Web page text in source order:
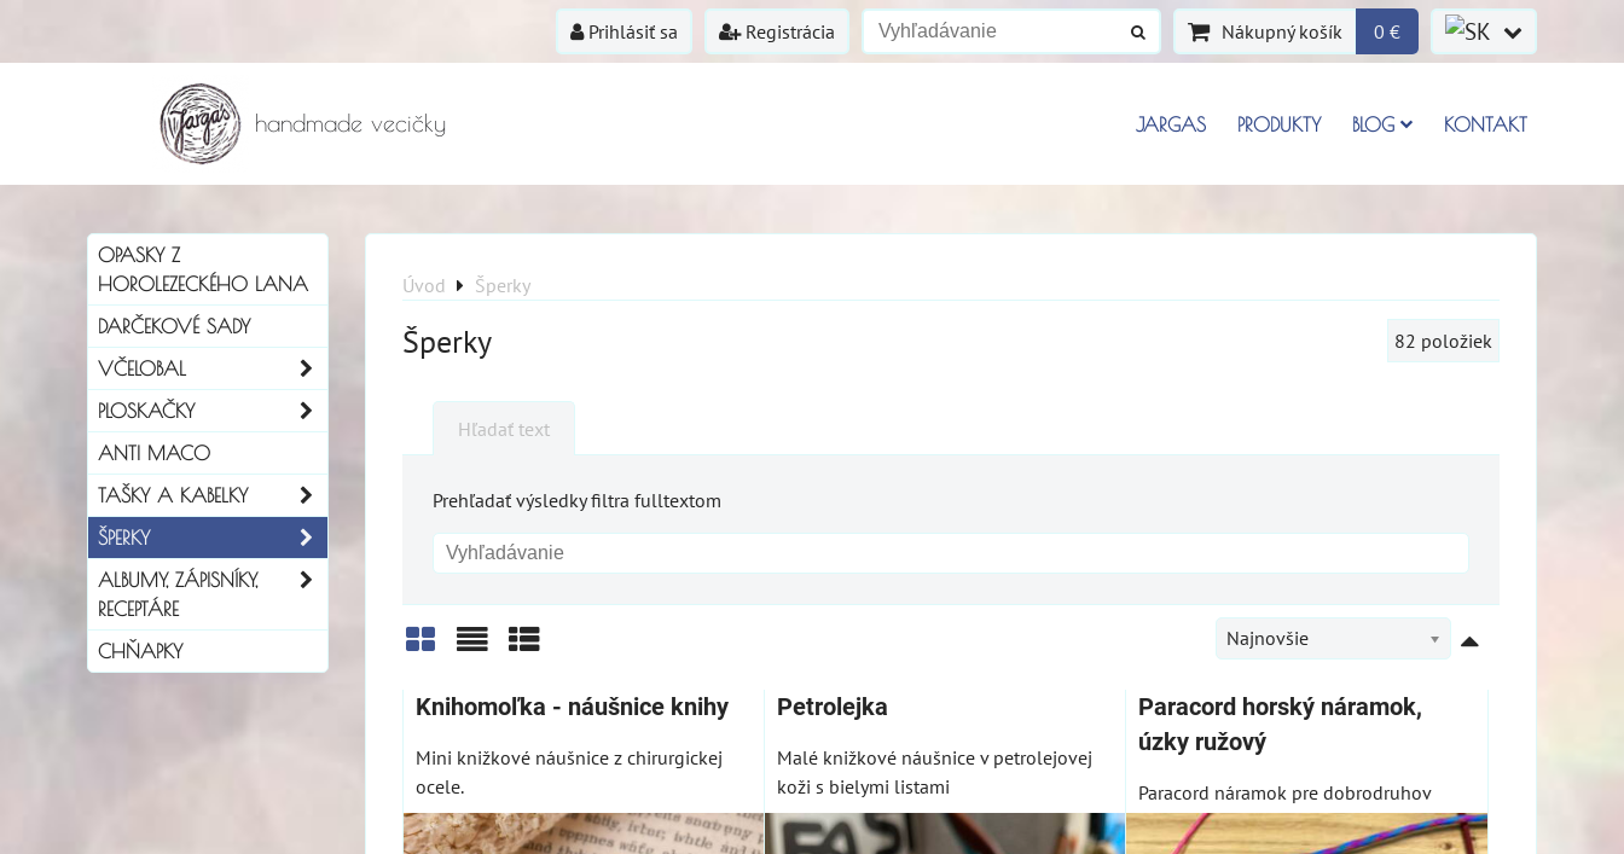
Prihlásiť sa Registrácia Nákupný košík 0 €
handmade vecičky JARGAS PRODUKTY BLOG KONTAKT
Úvod Šperky
Šperky 82 položiek
Hľadať text
Prehľadať výsledky filtra fulltextom
Mriežka
Najnovšie
Knihomoľka - náušnice knihy
Mini knižkové náušnice z chirurgickej
ocele.
Petrolejka
Malé knižkové náušnice v petrolejovej
koži s bielymi listami
Paracord horský náramok,
úzky ružový
Paracord náramok pre dobrodruhov
OPASKY Z
HOROLEZECKÉHO LANA
DARČEKOVÉ SADY
VČELOBAL
PLOSKAČKY
ANTI MACO
TAŠKY A KABELKY
ŠPERKY
ALBUMY, ZÁPISNÍKY,
RECEPTÁRE
CHŇAPKY